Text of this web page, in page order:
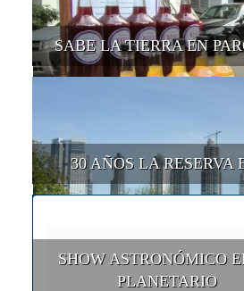
SABE LA TIERRA EN
30 AÑOS LA RESERVA
SHOW ASTRONÓMICO
PLANETARIO